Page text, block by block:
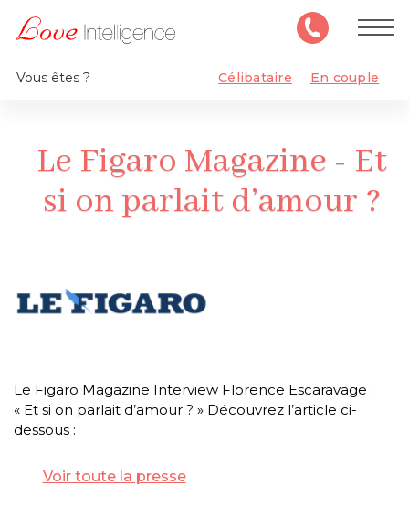
Vous êtes ? Célibataire En couple
Le Figaro Magazine - Et
si on parlait d’amour ?
Le Figaro Magazine Interview Florence Escaravage :
« Et si on parlait d’amour ? » Découvrez l’article ci-
dessous :
Voir toute la presse